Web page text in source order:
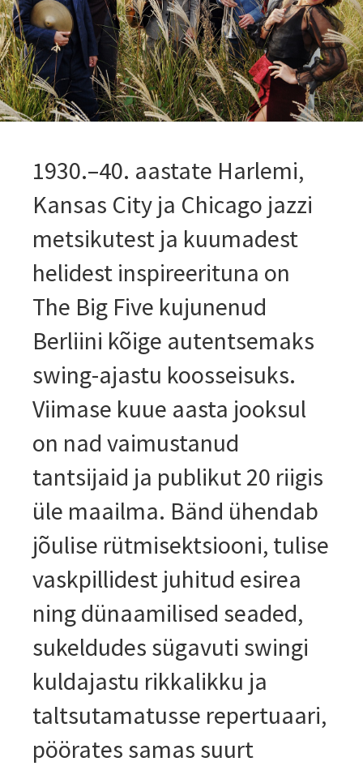
1930.–40. aastate Harlemi,
Kansas City ja Chicago jazzi
metsikutest ja kuumadest
helidest inspireerituna on
The Big Five kujunenud
Berliini kõige autentsemaks
swing-ajastu koosseisuks.
Viimase kuue aasta jooksul
on nad vaimustanud
tantsijaid ja publikut 20 riigis
üle maailma. Bänd ühendab
jõulise rütmisektsiooni, tulise
vaskpillidest juhitud esirea
ning dünaamilised seaded,
sukeldudes sügavuti swingi
kuldajastu rikkalikku ja
taltsutamatusse repertuaari,
pöörates samas suurt